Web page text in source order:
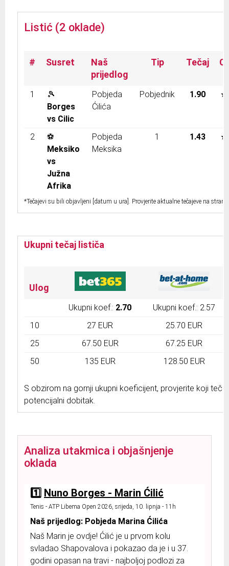
Listić (2 oklade)
# Susret
Naš
prijedlog
Tip Tečaj
1
🎾
Borges
vs Cilic
Pobjeda
Ćilića
Pobjednik 1.90
2
⚽
Meksiko
vs
Južna
Afrika
Pobjeda
Meksika
1 1.43
*Tečajevi su bili objavljeni [datum u ura]. Provjerite aktualne tečajeve na
Ukupni tečaj lističa
Ulog
Ukupni koef.: 2.70
Ukupni koef.: 2.57
10
27 EUR
25.70 EUR
25
67.50 EUR
67.25 EUR
50
135 EUR 128.50 EUR
S obzirom na gornji ukupni koeficijent, provjerite koji
potencijalni dobitak.
Analiza utakmica i objašnjenje
oklada
1️⃣ Nuno Borges - Marin Ćilić
Tenis - ATP Libema Open 2026, srijeda, 10. lipnja - 11h
Naš prijedlog: Pobjeda Marina Ćilića
Naš Marin je ovdje! Ćilić je u prvom kolu
svladao Shapovalova i pokazao da je i u 37.
godini opasan na travi - najboljoj podlozi za